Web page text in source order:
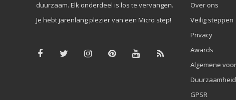
duurzaam. Elk onderdeel is los te vervangen.
Je hebt jarenlang plezier van een Micro step!
Over ons
Veilig steppen
Privacy
Awards
Algemene
Duurzaamheid
GPSR